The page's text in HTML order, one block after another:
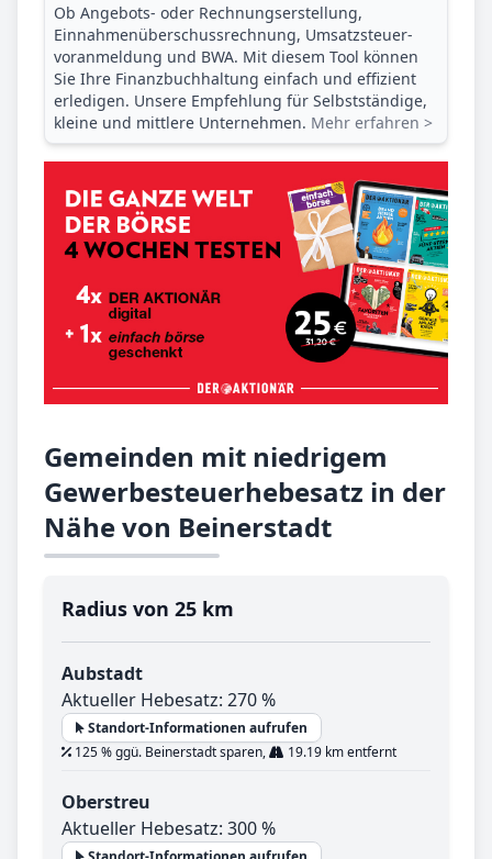
Ob Angebots- oder Rechnungserstellung,
Einnahmenüberschuss­rechnung, Umsatzsteuer­
voranmeldung und BWA. Mit diesem Tool können
Sie Ihre Finanz­buchhaltung einfach und effizient
erledigen. Unsere Empfehlung für Selbstständige,
kleine und mittlere Unternehmen. Mehr erfahren >
Gemeinden mit niedrigem
Gewerbesteuerhebesatz in der
Nähe von Beinerstadt
Radius von 25 km
Aubstadt
Aktueller Hebesatz: 270 %
Standort-Informationen aufrufen
125 % ggü. Beinerstadt sparen,
19.19 km entfernt
Oberstreu
Aktueller Hebesatz: 300 %